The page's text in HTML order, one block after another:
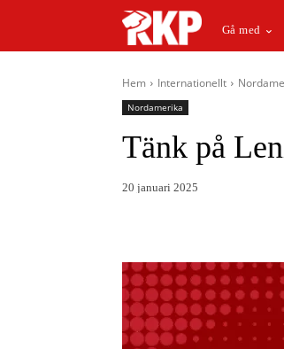
Gå med
Hem Internationellt
Nordamerika
Tänk på
20 januari 2025